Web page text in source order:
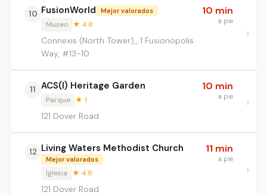
10 FusionWorld Mejor valorados
Museo ★ 4.8
Connexis (North Tower),, 1 Fusionopolis
Way, #13-10
10 min
a pie
11 ACS(I) Heritage Garden
Parque ★ 1
121 Dover Road
10 min
a pie
12 Living Waters Methodist Church
Mejor valorados
Iglesia ★ 4.8
121 Dover Road
11 min
a pie